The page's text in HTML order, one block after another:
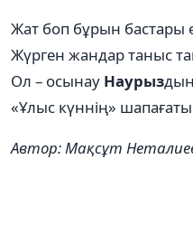
Жат боп бұрын бастары
Жүрген жандар таныс
Ол – осынау Наурыз
«Ұлыс күннің»
Автор: Мақсұт